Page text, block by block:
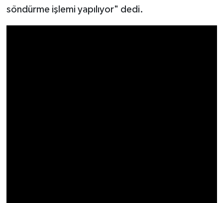
söndürme işlemi yapılıyor" dedi.
Yemek